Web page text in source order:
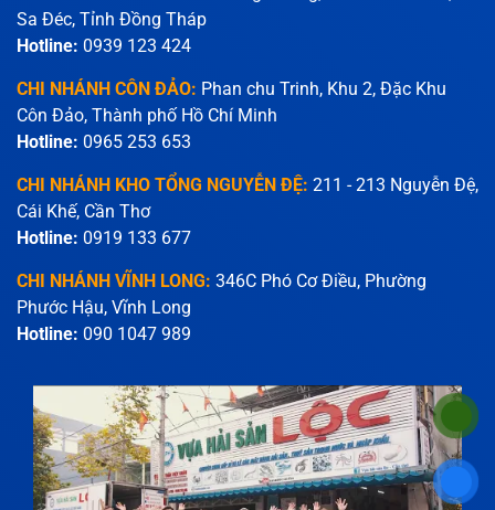
Sa Đéc, Tỉnh Đồng Tháp
Hotline: 0939 123 424
CHI NHÁNH CÔN ĐẢO: Phan chu Trinh, Khu 2, Đặc Khu
Côn Đảo, Thành phố Hồ Chí Minh
Hotline: 0965 253 653
CHI NHÁNH KHO TỔNG NGUYỄN ĐỆ: 211 - 213 Nguyễn Đệ,
Cái Khế, Cần Thơ
Hotline: 0919 133 677
CHI NHÁNH VĨNH LONG: 346C Phó Cơ Điều, Phường
Phước Hậu, Vĩnh Long
Hotline: 090 1047 989